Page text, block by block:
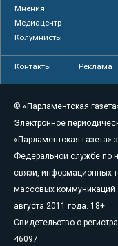
Мнения
Медиацентр
Колумнисты
Контакты Реклама
© «Парламентская
Электронное
«Парламентская газета»
Федеральной службе по
связи, информационных
массовых коммуникаций
августа 2011 года. 18+
Свидетельство о
46097